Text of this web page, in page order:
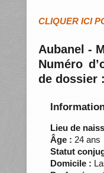
CLIQUER ICI
Aubanel -
Numéro
de dossier
Lieu de
Âge : 24 ans
Statut
Domicile :